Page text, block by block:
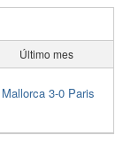
Último mes
3-0 Paris